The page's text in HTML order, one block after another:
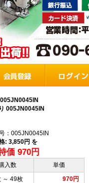
005JN0045IN
：005JN0045IN
: 3,850円 を
価 970円
入数
単価
～ 49枚
970円